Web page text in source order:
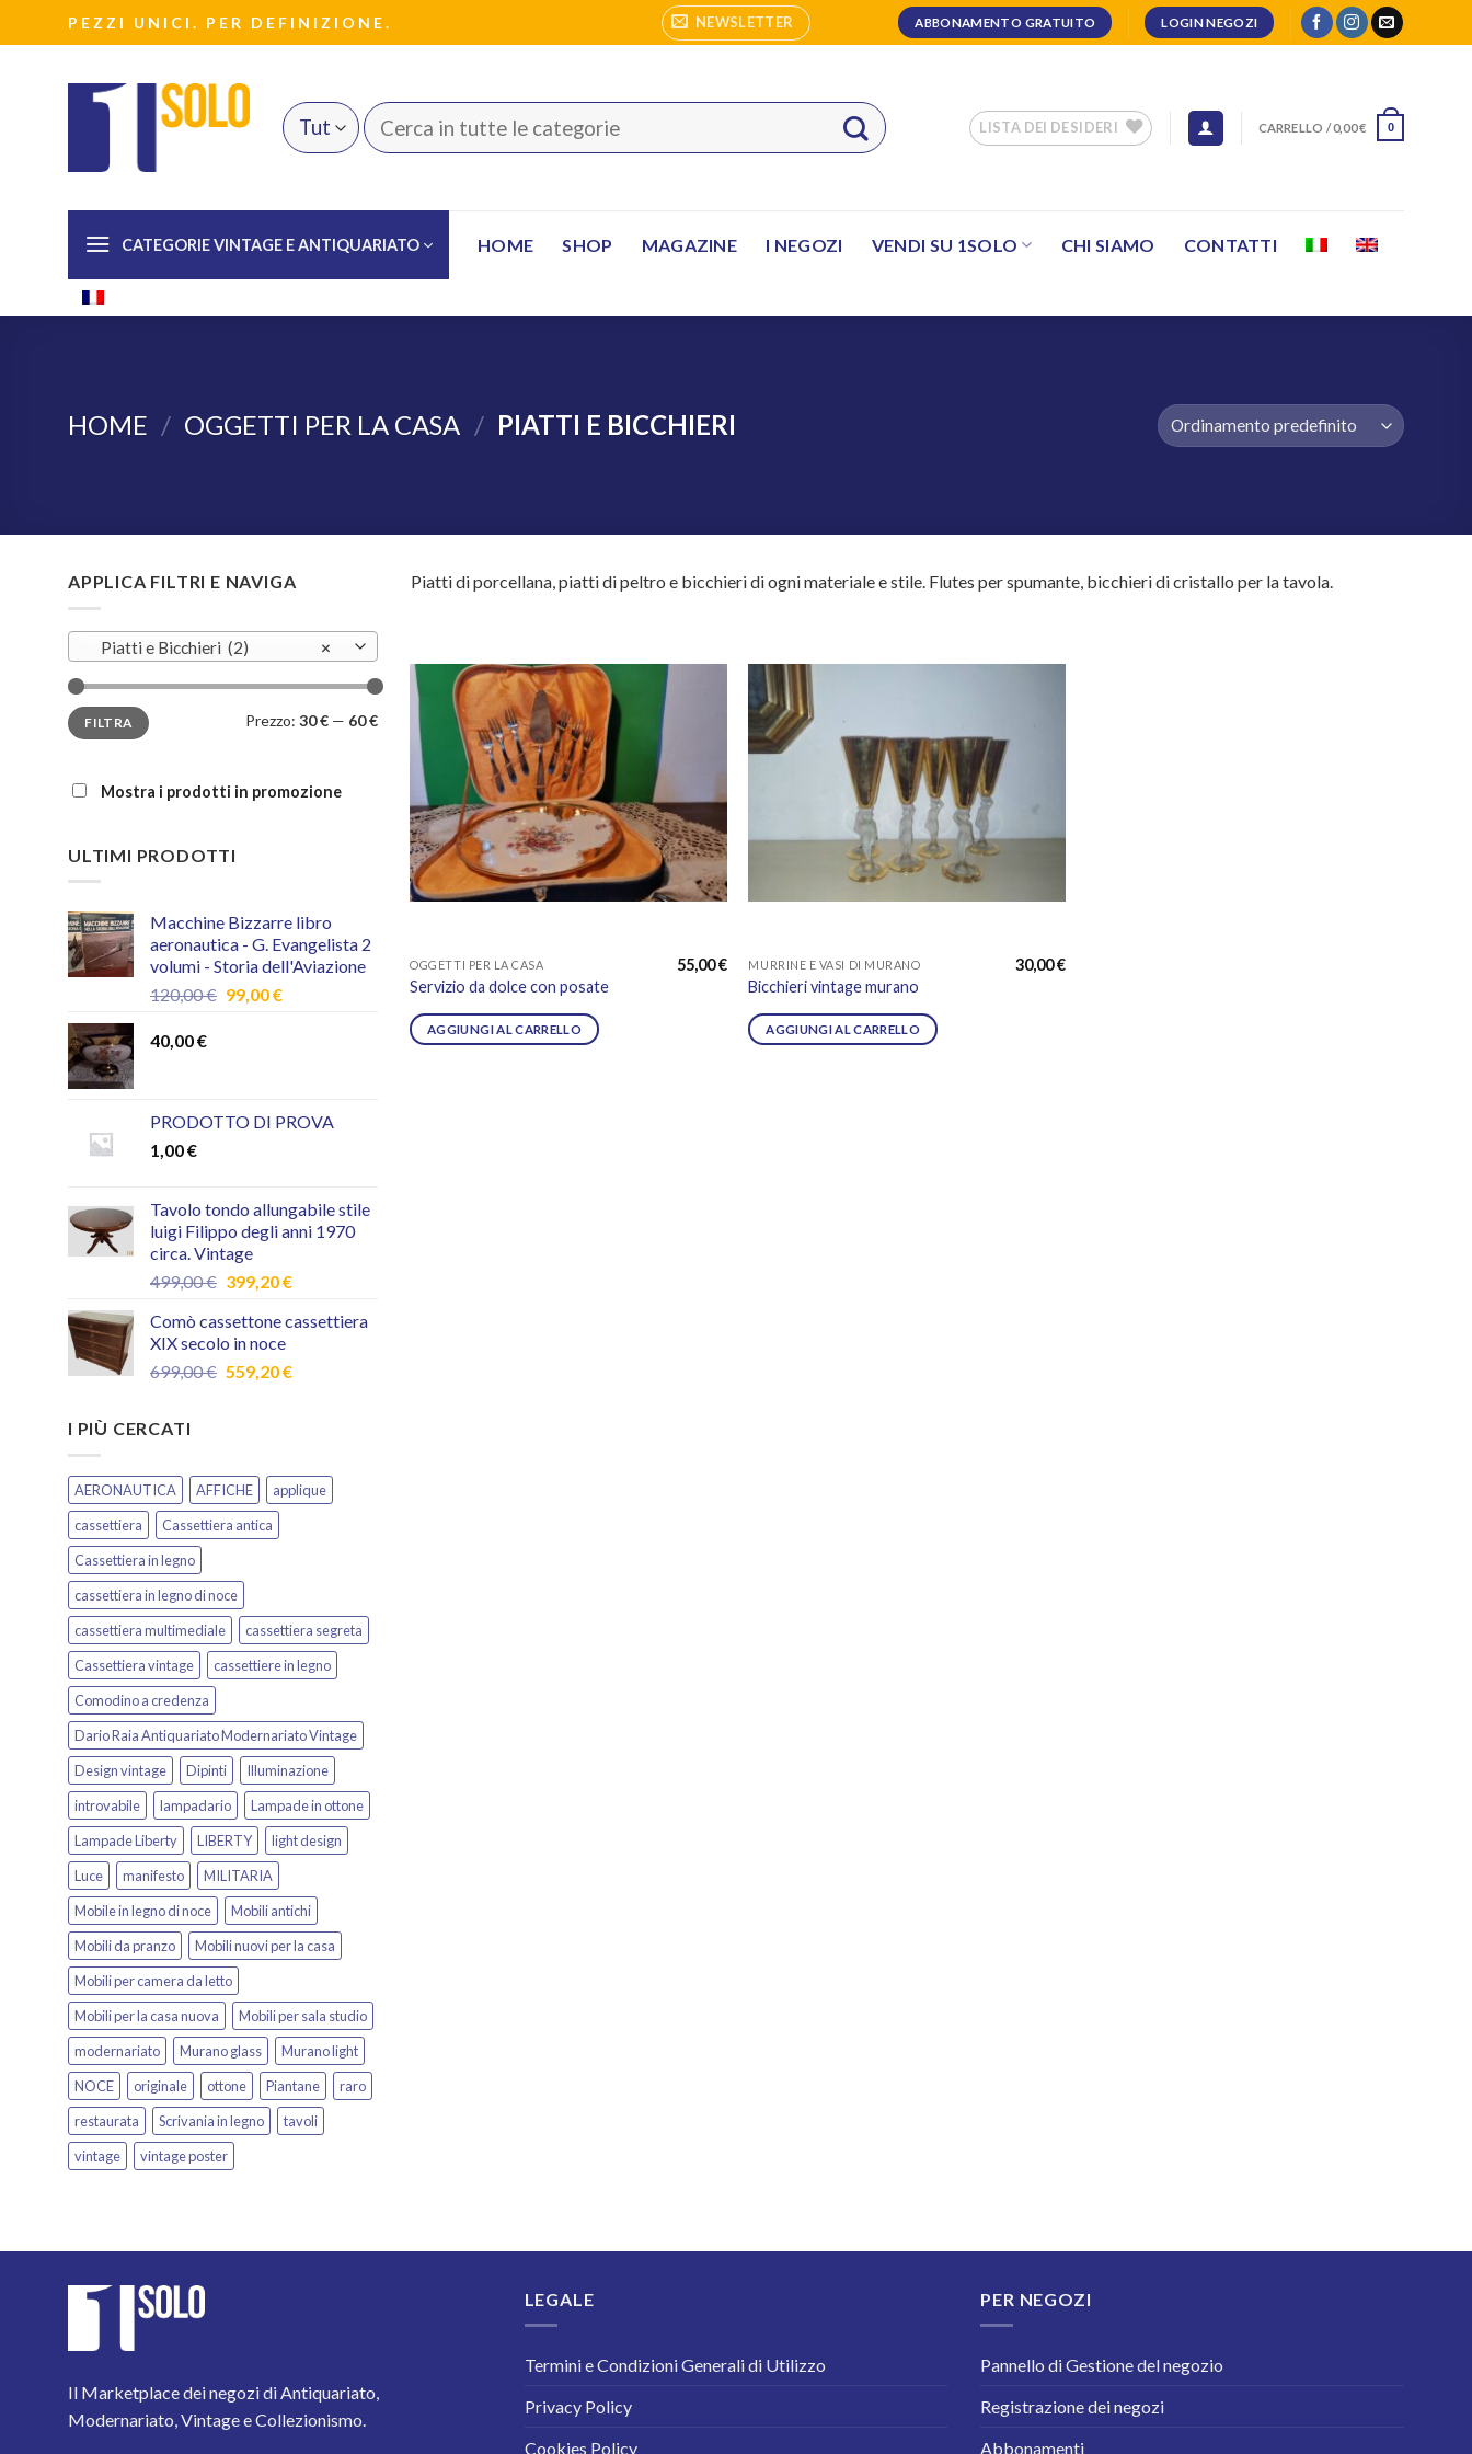
ai
PEZZI UNICI. PER DEFINIZIONE. NEWSLETTER ABBONAMENTO GRATUITO LOGIN NEGOZI
Cerca: LISTA DEI DESIDERI CARRELLO /0,00€ 0
CATEGORIE VINTAGE E ANTIQUARIATO HOME SHOP MAGAZINE I NEGOZI VENDI SU 1SOLO CHI SIAMO CONTATTI
HOME / OGGETTI PER LA CASA / PIATTI E BICCHIERI
APPLICA FILTRI E NAVIGA
×
Piatti e Bicchieri (2)
Prezzo
Min
Prezzo
MaxFILTRA Prezzo: 30 €— 60 €
Mostra i prodotti in promozione
ULTIMI PRODOTTI
Macchine Bizzarre libro
aeronautica - G. Evangelista 2
volumi - Storia dell'Aviazione
120,00€ Il
99,00€Il
40,00€
PRODOTTO DI PROVA
1,00€
Tavolo tondo allungabile stile
luigi Filippo degli anni 1970
circa. Vintage
499,00€ Il
originale
era:
499,00 €.
399,20€Il
attuale
399,20 €.
Comò cassettone cassettiera
XIX secolo in noce
699,00€ Il
559,20€Il
I PIÙ CERCATI
AERONAUTICA AFFICHE
applique
cassettiera
Cassettiera antica
Cassettiera in legno
cassettiera in legno di noce
cassettiera multimediale
cassettiera segreta
Cassettiera vintage
cassettiere in legno
Comodino a credenza
Dario Raia Antiquariato Modernariato Vintage
Design vintage
Dipinti
Illuminazione
introvabile
lampadario
Lampade in ottone
Lampade Liberty
LIBERTY
light design
Luce
manifesto
MILITARIA
Mobile in legno di noce
Mobili antichi
Mobili da pranzo
Mobili nuovi per la casa
Mobili per camera da letto
Mobili per la casa nuova
Mobili per sala studio
modernariato
Murano glass
Murano light
NOCE
originale ottone Piantane
raro
restaurata
Scrivania in legno
tavoli
vintage
vintage poster
Piatti di porcellana, piatti di peltro e bicchieri di ogni materiale e stile. Flutes per spumante, bicchieri di cristallo per la tavola.
Aggiungi
alla lista
desideri
OGGETTI PER LA CASA
Servizio da dolce con posate
55,00€
AGGIUNGI AL CARRELLO
MURRINE E VASI DI MURANO
Bicchieri vintage murano
30,00€
AGGIUNGI AL CARRELLO
Il Marketplace dei negozi di Antiquariato,
Modernariato, Vintage e Collezionismo.
LEGALE
Termini e Condizioni Generali di Utilizzo
Privacy Policy
Cookies Policy
PER NEGOZI
Pannello di Gestione del negozio
Registrazione dei negozi
Abbonamenti